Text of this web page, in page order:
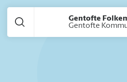
Gentofte
Gentofte